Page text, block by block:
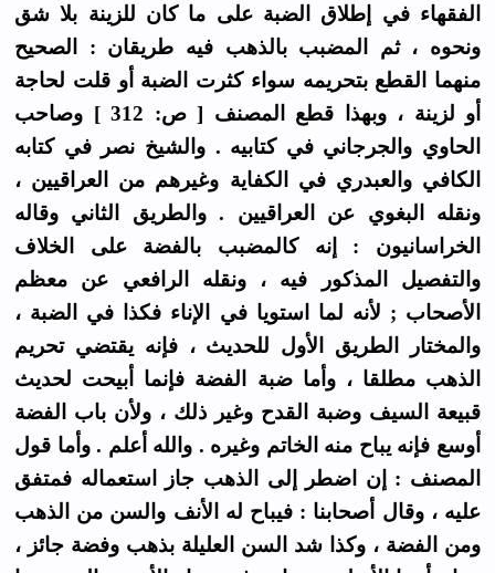
الفقهاء في إطلاق الضبة على ما كان للزينة بلا شق
ونحوه ، ثم المضبب بالذهب فيه طريقان : الصحيح
منهما القطع بتحريمه سواء كثرت الضبة أو قلت لحاجة
أو لزينة ، وبهذا قطع المصنف [ ص: 312 ] وصاحب
الحاوي والجرجاني في كتابيه . والشيخ نصر في كتابه
الكافي والعبدري في الكفاية وغيرهم من العراقيين ،
ونقله البغوي عن العراقيين . والطريق الثاني وقاله
الخراسانيون : إنه كالمضبب بالفضة على الخلاف
والتفصيل المذكور فيه ، ونقله الرافعي عن معظم
الأصحاب ; لأنه لما استويا في الإناء فكذا في الضبة ،
والمختار الطريق الأول للحديث ، فإنه يقتضي تحريم
الذهب مطلقا ، وأما ضبة الفضة فإنما أبيحت لحديث
قبيعة السيف وضبة القدح وغير ذلك ، ولأن باب الفضة
أوسع فإنه يباح منه الخاتم وغيره . والله أعلم . وأما قول
المصنف : إن اضطر إلى الذهب جاز استعماله فمتفق
عليه ، وقال أصحابنا : فيباح له الأنف والسن من الذهب
ومن الفضة ، وكذا شد السن العليلة بذهب وفضة جائز ،